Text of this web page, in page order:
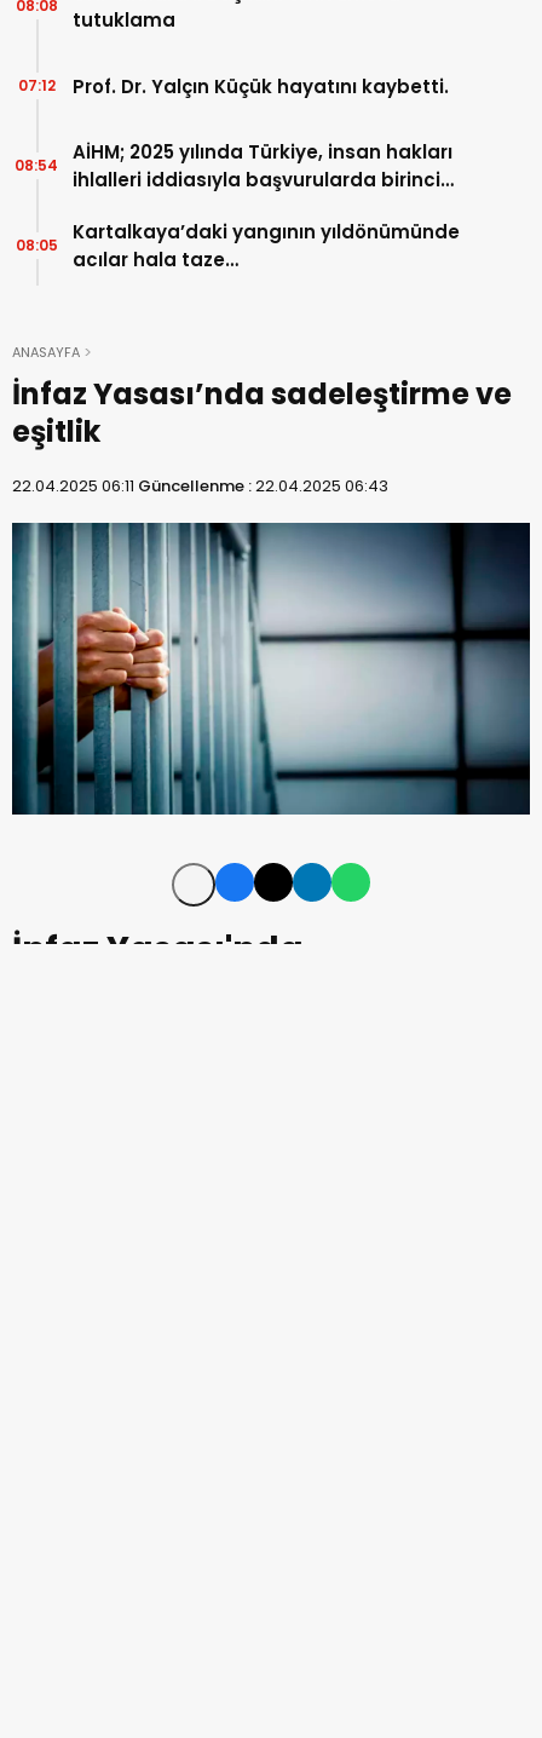
tutuklama
08:08
Prof. Dr. Yalçın Küçük hayatını kaybetti.
07:12
AİHM; 2025 yılında Türkiye, insan hakları
ihlalleri iddiasıyla başvurularda birinci
08:54
Kartalkaya’daki yangının yıldönümünde
acılar hala taze…
08:05
ANASAYFA
İnfaz Yasası’nda sadeleştirme ve
eşitlik
22.04.2025 06:11 Güncellenme :22.04.2025 06:43
İnfaz Yasası'nda